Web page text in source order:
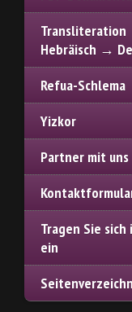
Transliteration
Hebräisch →
Refua-Schlema
Yizkor
Partner mit uns
Tragen Sie
ein